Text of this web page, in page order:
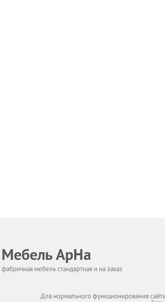
Мебель АрНа
фабричная мебель стандартная и на заказ
Для нормального функционирования